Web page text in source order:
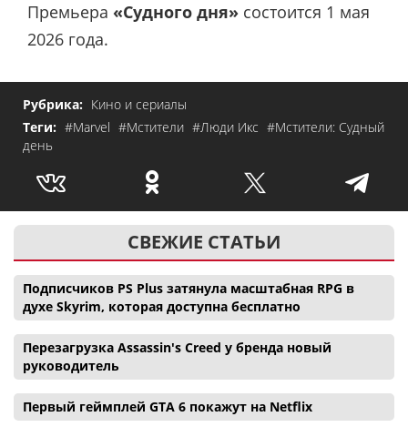
Премьера «Судного дня» состоится 1 мая
2026 года.
Рубрика: Кино и сериалы
Теги: #Marvel #Мстители #Люди Икс #Мстители: Судный
день
СВЕЖИЕ СТАТЬИ
Подписчиков PS Plus затянула масштабная RPG в
духе Skyrim, которая доступна бесплатно
Перезагрузка Assassin's Creed у бренда новый
руководитель
Первый геймплей GTA 6 покажут на Netflix